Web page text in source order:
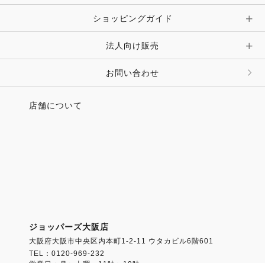
キーホルダー・チャーム・ストラップ
その他 アクセサリーショッピングガイド
法人向け販売
お問い合わせ
店舗について
ジョッパーズ大阪店
大阪府大阪市中央区内本町1-2-11 ウタカビル6階601
TEL：0120-969-232